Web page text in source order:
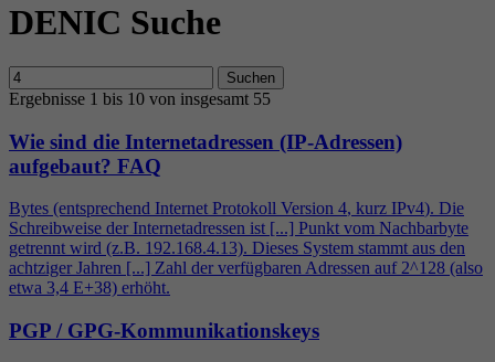
DENIC Suche
Suchen
Ergebnisse 1 bis 10 von insgesamt 55
Wie sind die Internetadressen (IP-Adressen)
aufgebaut? FAQ
Bytes (entsprechend Internet Protokoll Version 4, kurz IPv4). Die
Schreibweise der Internetadressen ist [...] Punkt vom Nachbarbyte
getrennt wird (z.B. 192.168.4.13). Dieses System stammt aus den
achtziger Jahren [...] Zahl der verfügbaren Adressen auf 2^128 (also
etwa 3,4 E+38) erhöht.
PGP / GPG-Kommunikationskeys